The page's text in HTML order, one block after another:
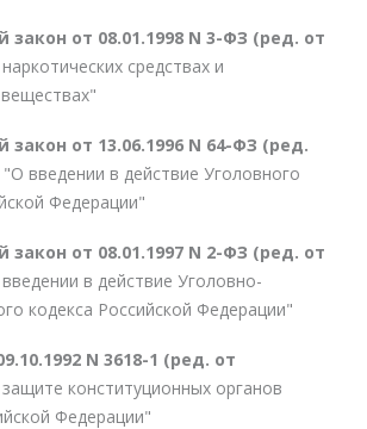
от 08.01.1998 N 3-ФЗ (ред. от
средствах и
от 13.06.1996 N 64-ФЗ (ред.
"О введении в действие Уголовного
Федерации"
от 08.01.1997 N 2-ФЗ (ред. от
в действие Уголовно-
кодекса Российской Федерации"
N 3618-1 (ред. от
конституционных органов
Федерации"